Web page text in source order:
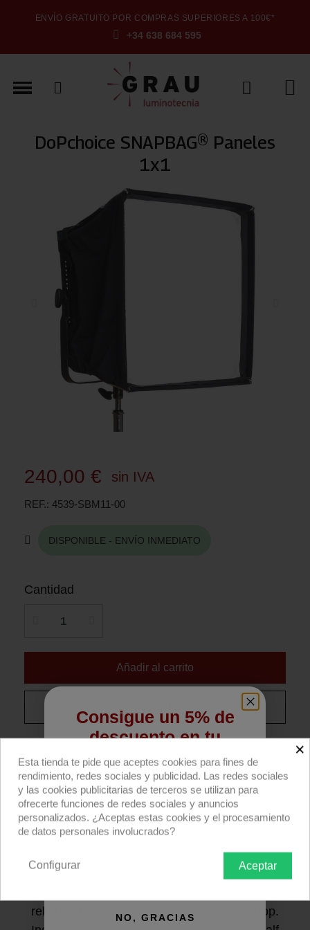
ENVÍO GRATUITO POR COMPRAS SUPERIORES A 100€*
+34 638 684 595
DoPchoice SNAPBAG® Paneles
1x1
240,00 € sin IVA
REF. 4539-SBM11-00
DISPONIBLE - ENVÍO INMEDIATO
Cantidad
Añadir al carrito
Descripción producto Devoluciones Envío
Caja de luz SNAPBAG® de DoPchoice, de
42x42cm y 27cm de profundidad,
estándar para todos los paneles 1x1'.
También conocida como ventana de luz.
relleno suave y cuadrangular; reduce 1 stop.
×
Esta tienda te pide que aceptes cookies para fines de
rendimiento, redes sociales y publicidad. Las redes sociales
y las cookies publicitarias de terceros se utilizan para
ofrecerte funciones de redes sociales y anuncios
personalizados. ¿Aceptas estas cookies y el procesamiento
de datos personales involucrados?
Aceptar
Configurar
Consigue un 5% de
descuento en tu
primera compra
Regístrate para recibir el descuento.
Email
NO, GRACIAS